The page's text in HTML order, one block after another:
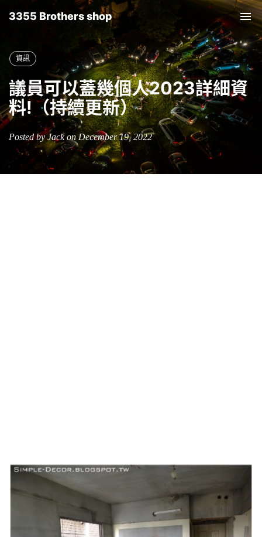
3355 Brothers shop
資訊
議員可以蓋幾個人2023詳細資
料!（持續更新）
Posted by Jack on December 19, 2022